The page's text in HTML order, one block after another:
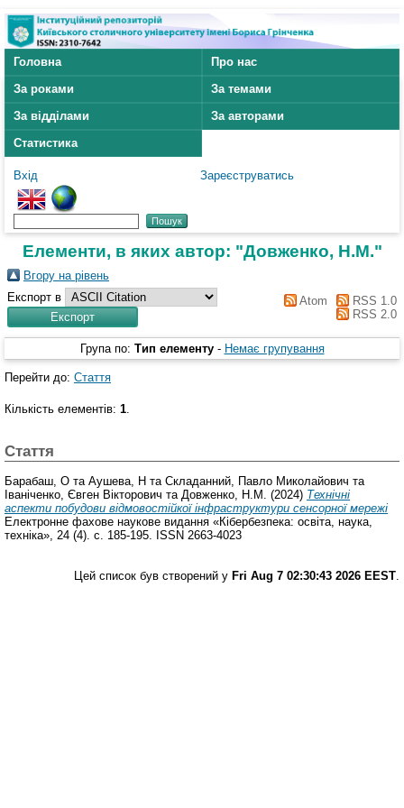
Головна
Про нас
За роками
За темами
За відділами
За авторами
Статистика
Вхід Зареєструватись
Елементи, в яких автор: "Довженко, Н.М."
Вгору на рівень
Експорт в
Atom
RSS 1.0
RSS 2.0
Група по: Тип елементу - Немає групування
Перейти до: Стаття
Кількість елементів: 1.
Стаття
Барабаш, О та Аушева, Н та Складанний, Павло Миколайович та
Іваніченко, Євген Вікторович та Довженко, Н.М. (2024) Технічні
аспекти побудови відмовостійкої інфраструктури сенсорної мережі
Електронне фахове наукове видання «Кібербезпека: освіта, наука,
техніка», 24 (4). с. 185-195. ISSN 2663-4023
Цей список був створений у Fri Aug 7 02:30:43 2026 EEST